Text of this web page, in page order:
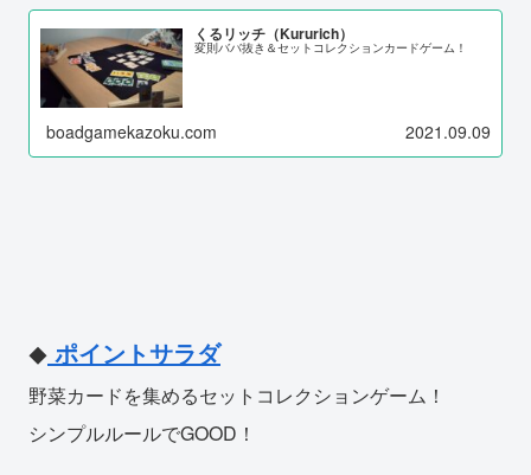
くるリッチ（Kururich）
変則ババ抜き＆セットコレクションカードゲーム！
boadgamekazoku.com 2021.09.09
◆ ポイントサラダ
野菜カードを集めるセットコレクションゲーム！
シンプルルールでGOOD！